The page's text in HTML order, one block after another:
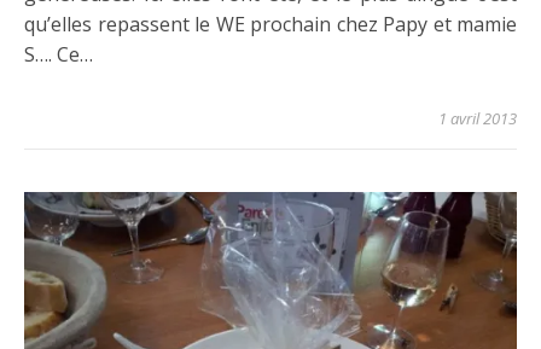
qu’elles repassent le WE prochain chez Papy et mamie
S…. Ce…
1 avril 2013